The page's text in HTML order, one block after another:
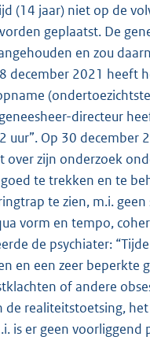
(14 jaar) niet op de
geplaatst. De
en zou
december 2021 heeft
directeur
uur”. Op 30 december
over zijn onderzoek
te trekken en te
te zien, m.i.
vorm en tempo,
de psychiater:
en een zeer beperkte
of andere
de realiteitstoetsing,
is er geen